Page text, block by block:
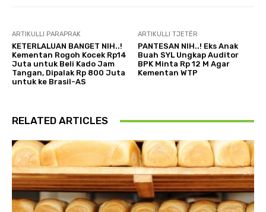
ARTIKULLI PARAPRAK
KETERLALUAN BANGET NIH..!
Kementan Rogoh Kocek Rp14
Juta untuk Beli Kado Jam
Tangan, Dipalak Rp 800 Juta
untuk ke Brasil-AS
ARTIKULLI TJETËR
PANTESAN NIH..! Eks Anak
Buah SYL Ungkap Auditor
BPK Minta Rp 12 M Agar
Kementan WTP
RELATED ARTICLES